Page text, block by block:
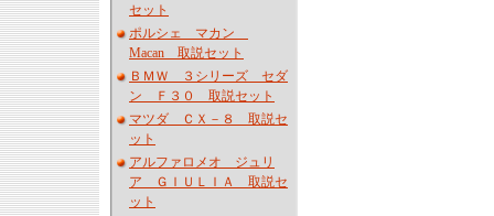
セット
ポルシェ マカン
Macan 取説セット
ＢＭＷ ３シリーズ セダ
ン Ｆ３０ 取説セット
マツダ ＣＸ－８ 取説セ
ット
アルファロメオ ジュリ
ア ＧＩＵＬＩＡ 取説セ
ット